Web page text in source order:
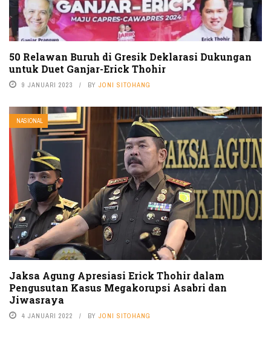
50 Relawan Buruh di Gresik Deklarasi Dukungan
untuk Duet Ganjar-Erick Thohir
9 JANUARI 2023 BY JONI SITOHANG
NASIONAL
Jaksa Agung Apresiasi Erick Thohir dalam
Pengusutan Kasus Megakorupsi Asabri dan
Jiwasraya
4 JANUARI 2022 BY JONI SITOHANG